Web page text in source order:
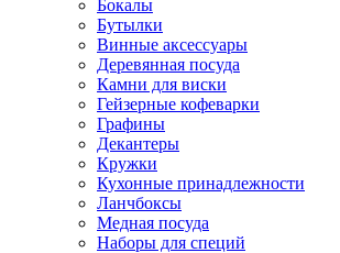
Бокалы
Бутылки
Винные аксессуары
Деревянная посуда
Камни для виски
Гейзерные кофеварки
Графины
Декантеры
Кружки
Кухонные принадлежности
Ланчбоксы
Медная посуда
Наборы для специй